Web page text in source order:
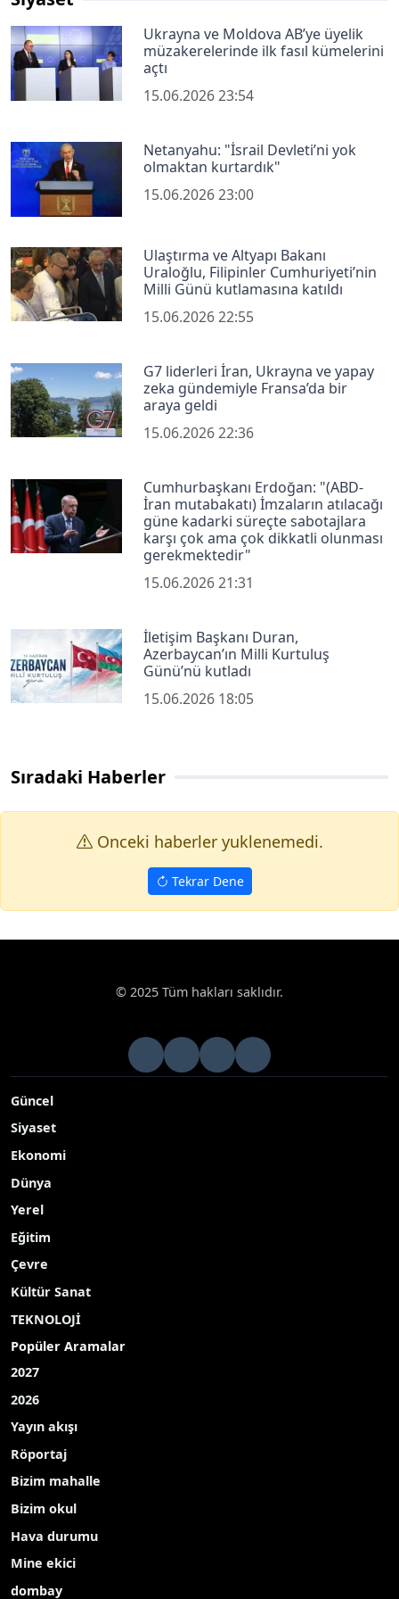
Ukrayna ve Moldova AB’ye üyelik
müzakerelerinde ilk fasıl kümelerini
açtı
15.06.2026 23:54
Netanyahu: "İsrail Devleti’ni yok
olmaktan kurtardık"
15.06.2026 23:00
Ulaştırma ve Altyapı Bakanı
Uraloğlu, Filipinler Cumhuriyeti’nin
Milli Günü kutlamasına katıldı
15.06.2026 22:55
G7 liderleri İran, Ukrayna ve yapay
zeka gündemiyle Fransa’da bir
araya geldi
15.06.2026 22:36
Cumhurbaşkanı Erdoğan: "(ABD-
İran mutabakatı) İmzaların atılacağı
güne kadarki süreçte sabotajlara
karşı çok ama çok dikkatli olunması
gerekmektedir"
15.06.2026 21:31
İletişim Başkanı Duran,
Azerbaycan’ın Milli Kurtuluş
Günü’nü kutladı
15.06.2026 18:05
Sıradaki Haberler
Onceki haberler yuklenemedi.
Tekrar Dene
© 2025 Tüm hakları saklıdır.
Güncel
Siyaset
Ekonomi
Dünya
Yerel
Eğitim
Çevre
Kültür Sanat
TEKNOLOJİ
Popüler Aramalar
2027
2026
Yayın akışı
Röportaj
Bizim mahalle
Bizim okul
Hava durumu
Mine ekici
dombay